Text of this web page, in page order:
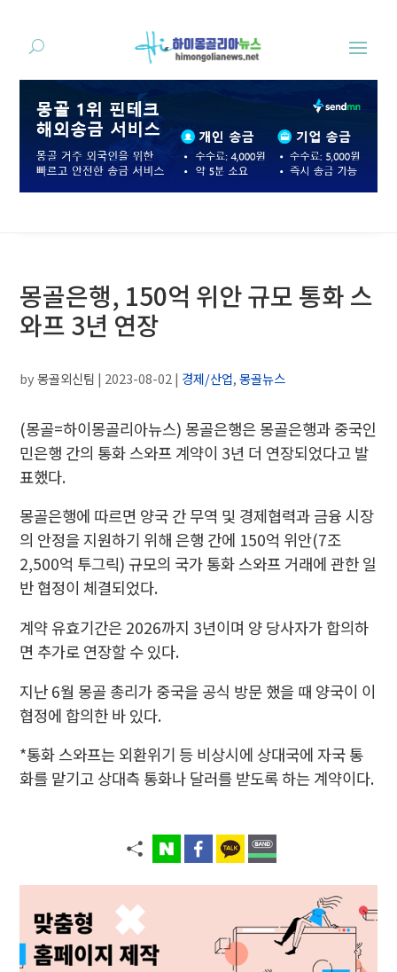
몽골은행, 150억 위안 규모 통화 스
와프 3년 연장
by몽골외신팀 | 2023-08-02 | 경제/산업,몽골뉴스
(몽골=하이몽골리아뉴스) 몽골은행은 몽골은행과 중국인
민은행 간의 통화 스와프 계약이 3년 더 연장되었다고 발
표했다.
몽골은행에 따르면 양국 간 무역 및 경제협력과 금융 시장
의 안정을 지원하기 위해 은행 간에 150억 위안(7조
2,500억 투그릭) 규모의 국가 통화 스와프 거래에 관한 일
반 협정이 체결되었다.
계약 유효기간은 2026까지 3년이며 양 당사자가 합의하
면 추가로 연장할 수 있다.
지난 6월 몽골 총리가 중국을 공식 방문 했을 때 양국이 이
협정에 합의한 바 있다.
*통화 스와프는 외환위기 등 비상시에 상대국에 자국 통
화를 맡기고 상대측 통화나 달러를 받도록 하는 계약이다.